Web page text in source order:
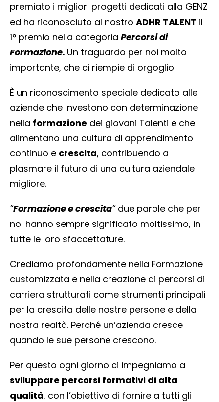
premiato i migliori progetti dedicati alla GENZ
ed ha riconosciuto al nostro ADHR TALENT il
1° premio nella categoria Percorsi di
Formazione. Un traguardo per noi molto
importante, che ci riempie di orgoglio.
È un riconoscimento speciale dedicato alle
aziende che investono con determinazione
nella formazione dei giovani Talenti e che
alimentano una cultura di apprendimento
continuo e crescita, contribuendo a
plasmare il futuro di una cultura aziendale
migliore.
“Formazione e crescita“due parole che per
noi hanno sempre significato moltissimo, in
tutte le loro sfaccettature.
Crediamo profondamente nella Formazione
customizzata e nella creazione di percorsi di
carriera strutturati come strumenti principali
per la crescita delle nostre persone e della
nostra realtà. Perché un’azienda cresce
quando le sue persone crescono.
Per questo ogni giorno ci impegniamo a
sviluppare percorsi formativi di alta
qualità, con l’obiettivo di fornire a tutti gli